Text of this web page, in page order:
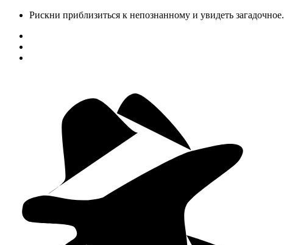
Рискни приблизиться к непознанному и увидеть загадочное.